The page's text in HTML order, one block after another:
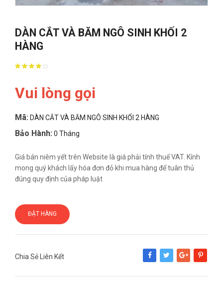
DÀN CẮT VÀ BĂM NGÔ SINH KHỐI 2
HÀNG
Vui lòng gọi
Mã: DÀN CẮT VÀ BĂM NGÔ SINH KHỐI 2 HÀNG
Bảo Hành: 0 Tháng
Giá bán niêm yết trên Website là giá phải tính thuế VAT. Kính
mong quý khách lấy hóa đơn đỏ khi mua hàng để tuân thủ
đúng quy định của pháp luật
ĐẶT HÀNG
Chia Sẻ Liên Kết
Share Tweet Google+Pinterest